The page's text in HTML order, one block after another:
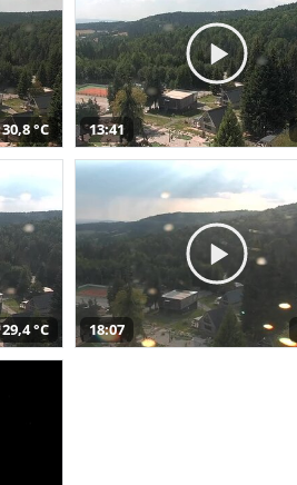
30,8 °C 13:41
29,4 °C 18:07